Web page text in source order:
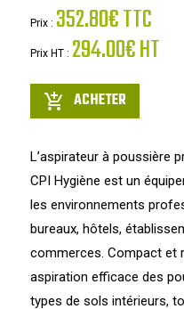
Prix : 352.80€ TTC
Prix HT : 294.00€ HT
add_shopping_cart ACHETER
L’aspirateur à poussière
CPI Hygiène est un
les environnements
bureaux, hôtels,
commerces. Compact et
aspiration efficace des
types de sols intérieurs,